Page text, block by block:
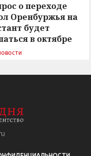
о переходе
Оренбуржья на
будет
в октябре